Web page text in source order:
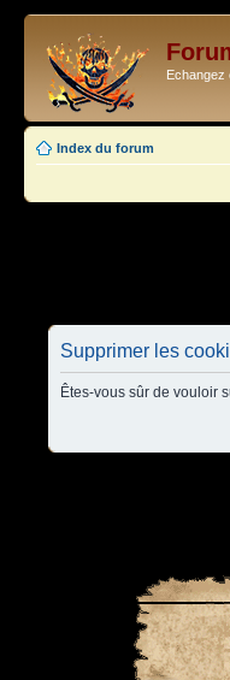
Echangez
Index du forum
Supprimer les
Êtes-vous sûr de vouloir